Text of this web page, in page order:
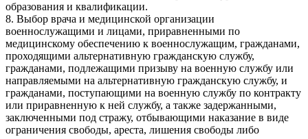
образования и квалификации.
8. Выбор врача и медицинской организации
военнослужащими и лицами, приравненными по
медицинскому обеспечению к военнослужащим, гражданами,
проходящими альтернативную гражданскую службу,
гражданами, подлежащими призыву на военную службу или
направляемыми на альтернативную гражданскую службу, и
гражданами, поступающими на военную службу по контракту
или приравненную к ней службу, а также задержанными,
заключенными под стражу, отбывающими наказание в виде
ограничения свободы, ареста, лишения свободы либо